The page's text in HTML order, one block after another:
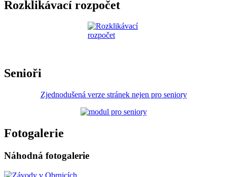
Rozklikávací rozpočet
Senioři
Zjednodušená verze stránek nejen pro seniory
Fotogalerie
Náhodná fotogalerie